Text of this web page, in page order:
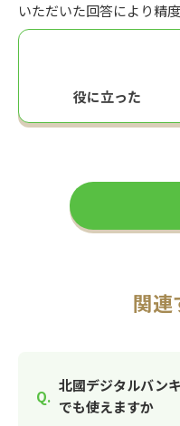
いただいた回答により精
役に立った
関連
北國デジタルバン
でも使えますか